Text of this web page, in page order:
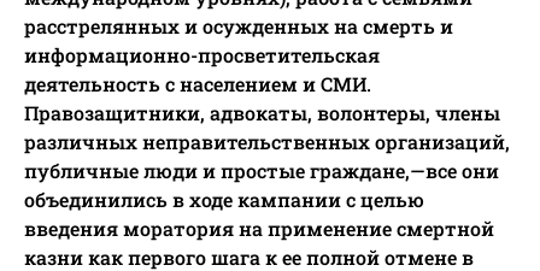
расстрелянных и осужденных на смерть и
информационно-просветительская
деятельность с населением и СМИ.
Правозащитники, адвокаты, волонтеры, члены
различных неправительственных организаций,
публичные люди и простые граждане,—все они
объединились в ходе кампании с целью
введения моратория на применение смертной
казни как первого шага к ее полной отмене в